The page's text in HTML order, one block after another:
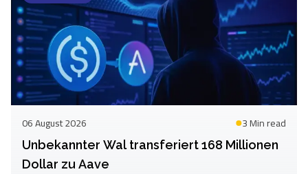
06 August 2026 3 Minread
Unbekannter Wal transferiert 168 Millionen
Dollar zu Aave